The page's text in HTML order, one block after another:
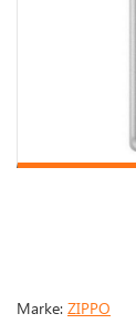
Marke: ZIPPO